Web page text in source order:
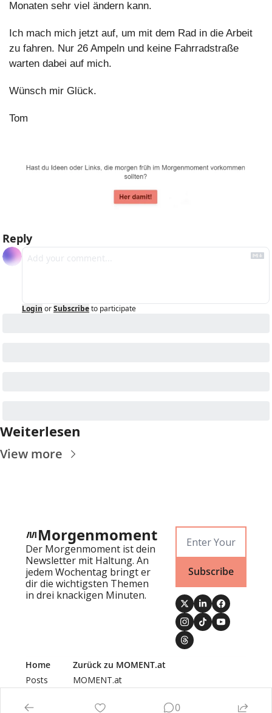
Monaten sehr viel ändern kann.
Ich mach mich jetzt auf, um mit dem Rad in die Arbeit
zu fahren. Nur 26 Ampeln und keine Fahrradstraße
warten dabei auf mich.
Wünsch mir Glück.
Tom
Reply
Login orSubscribeto participate
Weiterlesen
View more
Morgenmoment
Der Morgenmoment ist dein
Newsletter mit Haltung. An
jedem Wochentag bringt er
dir die wichtigsten Themen
in drei knackigen Minuten.
Subscribe
Home
Posts
Newsletters
Authors
Zurück zu MOMENT.at
MOMENT.at
0